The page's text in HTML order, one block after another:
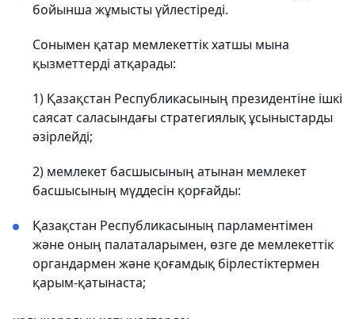
бойынша жұмысты үйлестіреді.
Сонымен қатар мемлекеттік хатшы мына
қызметтерді атқарады:
1) Қазақстан Республикасының президентіне ішкі
саясат саласындағы стратегиялық ұсыныстарды
әзірлейді;
2) мемлекет басшысының атынан мемлекет
басшысының мүддесін қорғайды:
Қазақстан Республикасының парламентімен
және оның палаталарымен, өзге де мемлекеттік
органдармен және қоғамдық бірлестіктермен
қарым-қатынаста;